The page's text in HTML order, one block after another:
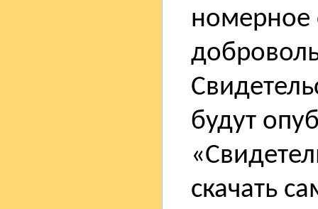
номерное
будут
скачать